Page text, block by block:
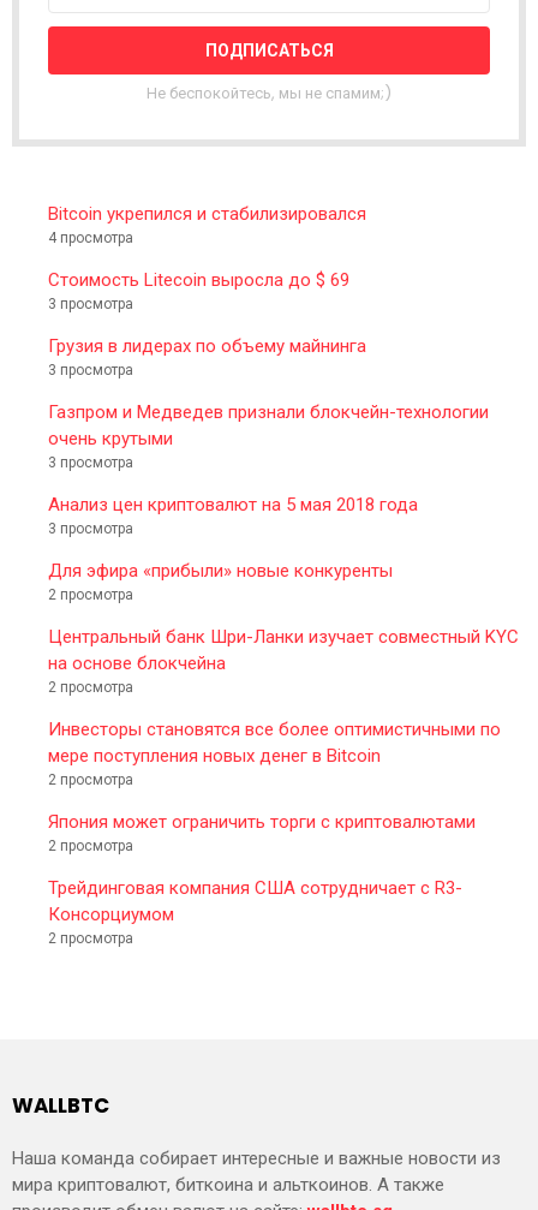
L
T
R
Не беспокойтесь, мы не спамим;)
Bitcoin укрепился и стабилизировался
4 просмотра
Стоимость Litecoin выросла до $ 69
3 просмотра
Грузия в лидерах по объему майнинга
3 просмотра
Газпром и Медведев признали блокчейн-технологии
очень крутыми
3 просмотра
Анализ цен криптовалют на 5 мая 2018 года
3 просмотра
Для эфира «прибыли» новые конкуренты
2 просмотра
Центральный банк Шри-Ланки изучает совместный KYC
на основе блокчейна
2 просмотра
Инвесторы становятся все более оптимистичными по
мере поступления новых денег в Bitcoin
2 просмотра
Япония может ограничить торги с криптовалютами
2 просмотра
Трейдинговая компания США сотрудничает с R3-
Консорциумом
2 просмотра
WALLBTC
Наша команда собирает интересные и важные новости из
мира криптовалют, биткоина и альткоинов. А также